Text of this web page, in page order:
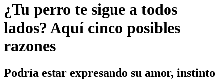
¿Tu perro te sigue a todos
lados? Aquí cinco posibles
razones
Podría estar expresando su amor, instinto